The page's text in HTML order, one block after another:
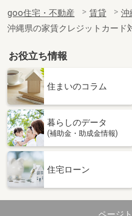
専有面積
間取り
1DK
沖縄県中頭郡読谷村字喜名
価 格
7.20
沖
専有面積 50.3m²
間取り
沖縄県中頭郡北中城村字島
住 所
沖縄
専有面積 51m²
goo住宅・不動産 賃貸
沖
沖縄県の家賃クレジットカード
お役立ち情報
住まいのコラム
暮らしのデータ
(補助金・助成金情報)
住宅ローン